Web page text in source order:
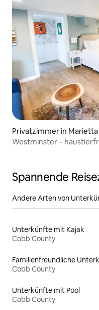
Privatzimmer in Marietta
Westminster –
Spannende
Andere Arten von
Unterkünfte mit Kajak
Cobb County
Cobb County
Unterkünfte mit Pool
Cobb County